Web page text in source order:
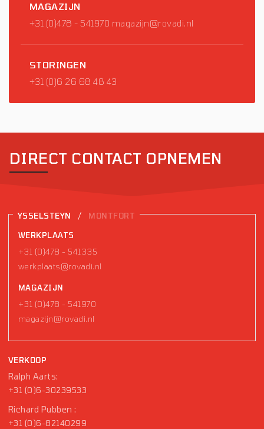
MAGAZIJN
+31 (0)478 - 541970 magazijn@rovadi.nl
STORINGEN
+31 (0)6 26 68 48 43
DIRECT CONTACT OPNEMEN
YSSELSTEYN / MONTFORT
WERKPLAATS
+31 (0)478 - 541335
werkplaats@rovadi.nl
MAGAZIJN
+31 (0)478 - 541970
magazijn@rovadi.nl
VERKOOP
Ralph Aarts:
+31 (0)6-30239533
Richard Pubben :
+31 (0)6-82140299